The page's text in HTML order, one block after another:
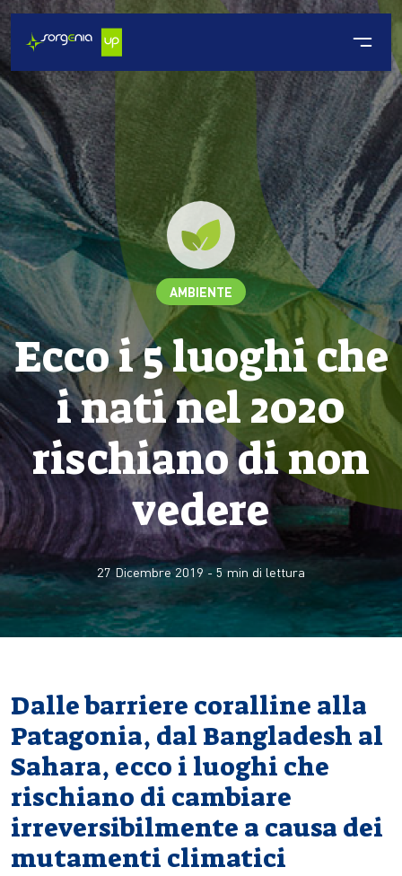
AMBIENTE
Ecco i 5 luoghi che
i nati nel 2020
rischiano di non
vedere
27 Dicembre 2019 - 5 min di lettura
Dalle barriere coralline alla
Patagonia, dal Bangladesh al
Sahara, ecco i luoghi che
rischiano di cambiare
irreversibilmente a causa dei
mutamenti climatici